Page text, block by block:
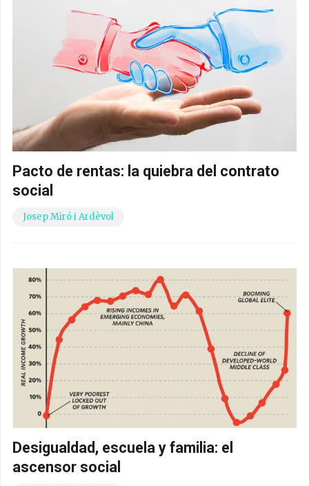
Pacto de rentas: la quiebra del contrato
social
Josep Miró i Ardèvol
Desigualdad, escuela y familia: el
ascensor social